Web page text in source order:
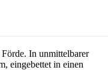
In unmittelbarer
eingebettet in einen